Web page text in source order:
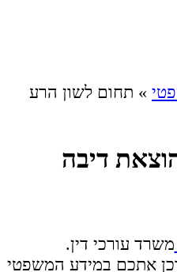
» תחום לשון הרע
דיבה
משרד עורכי דין.
אתכם במידע המשפטי